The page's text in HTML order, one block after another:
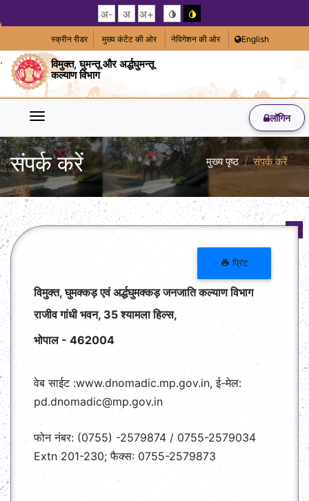
अ- अ अ+
स्क्रीन रीडर मुख्य कंटेंट की ओर नेविगेशन की ओर English
विमुक्त, घुमन्तू और अर्द्धघुमन्तू
कल्याण विभाग
लॉगिन
संपर्क करें मुख्य पृष्ठ संपर्क करें
प्रिंट
विमुक्त, घुमक्कड़ एवं अर्द्धघुमक्कड़ जनजाति कल्याण विभाग
राजीव गांधी भवन, 35 श्यामला हिल्स,
भोपाल - 462004
वेब साईट :www.dnomadic.mp.gov.in, ई-मेल:
pd.dnomadic@mp.gov.in
फोन नंबर: (0755) -2579874 / 0755-2579034
Extn 201-230; फैक्स: 0755-2579873